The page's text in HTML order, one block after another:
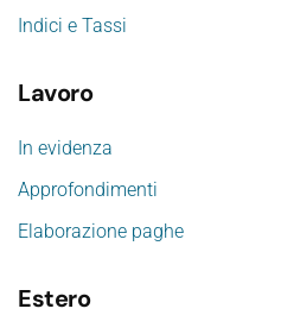
Indici e Tassi
Lavoro
In evidenza
Approfondimenti
Elaborazione paghe
Estero